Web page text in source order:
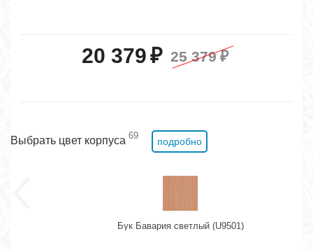
20 379₽ 25 379 ₽
Выбрать цвет корпуса 69
подробно
Бук Бавария светлый (U9501)